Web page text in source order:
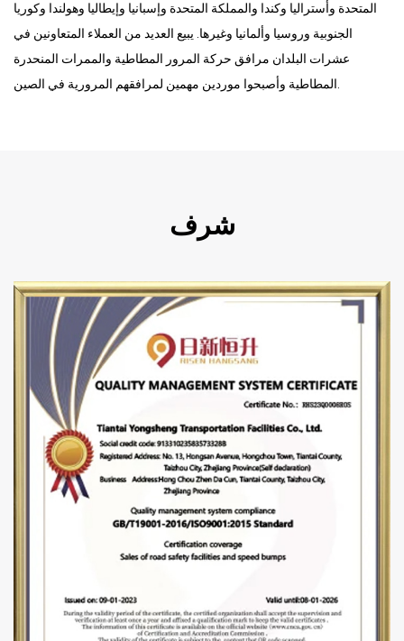
المتحدة وأستراليا وكندا والمملكة المتحدة وإسبانيا وإيطاليا وهولندا وكوريا
الجنوبية وروسيا وألمانيا وغيرها. يبيع العديد من العملاء المتعاونين في
عشرات البلدان مرافق حركة المرور المطاطية والممرات المنحدرة
شرف